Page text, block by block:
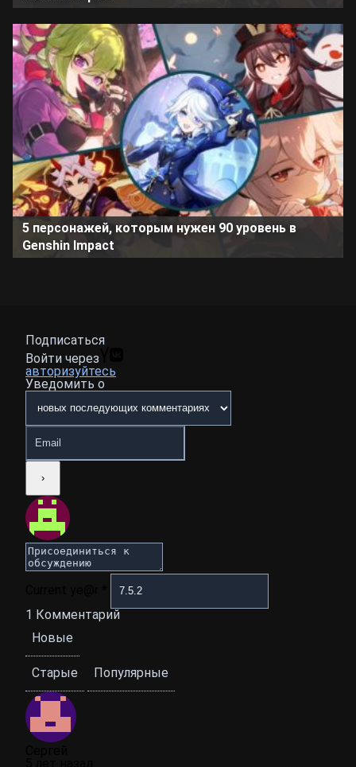
5 персонажей, которым нужен 90 уровень в
Genshin Impact
Подписаться
Войти через
авторизуйтесь
Уведомить о
1 Комментарий
Новые
Старые Популярные